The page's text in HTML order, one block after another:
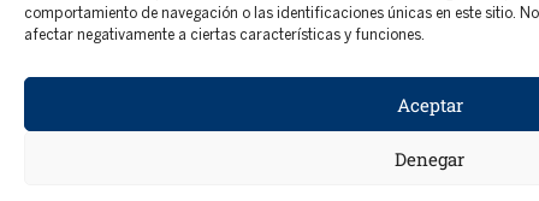
comportamiento de navegación o las identificaciones únicas en este sitio.
afectar negativamente a ciertas características y funciones.
Aceptar
Denegar